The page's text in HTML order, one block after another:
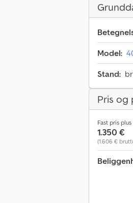
Model:
Stand:
Pris og
Fast pris
1.350 €
(1.606 €